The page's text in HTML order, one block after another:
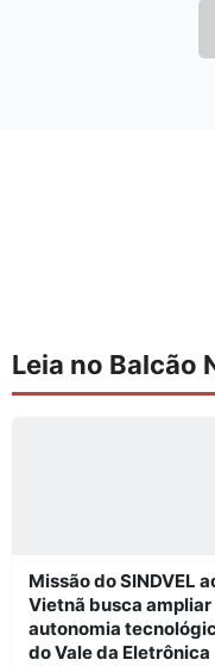
Leia no Balcão
Missão do SINDVEL
Vietnã busca ampliar
autonomia
do Vale da Eletrônica